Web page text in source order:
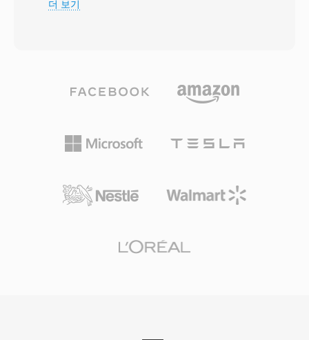
어집니다. 이 형식은 NTSC(720x480) 및
을 단일 프로그램 스트림에 통합하여 VOB는 소비
자 영화 전달을 위한 완전한 솔루션이 되었습니다.
서 DVD를 대체했지만, VOB는 방대한 기존 DVD
우 관련성이 높습니다.
장합니다. 핵심 장점은 초장시간 녹음 처리입니다:
간의 연속 오디오를 캡처할 수 있습니다. 유연한
코덱 지원은 또 다른 강점으로, 고해상도 24비
나의 컨테이너로 처리 가능합니다. Apple의 Core
전문 애플리케이션에서 저지연 재생을 보장합니
더 보기